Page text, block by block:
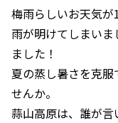
梅雨らしいお天気
雨が明けてしまい
ました！
夏の蒸し暑さを克
せんか。
蒜山高原は、誰が言